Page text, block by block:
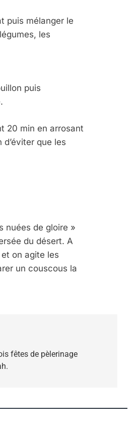
puis mélanger le
les
puis
20 min en arrosant
que les
nuées de gloire »
du désert. A
on agite les
un couscous la
fêtes de pèlerinage
D’ADL Contre
MA JUDAÏTE Par